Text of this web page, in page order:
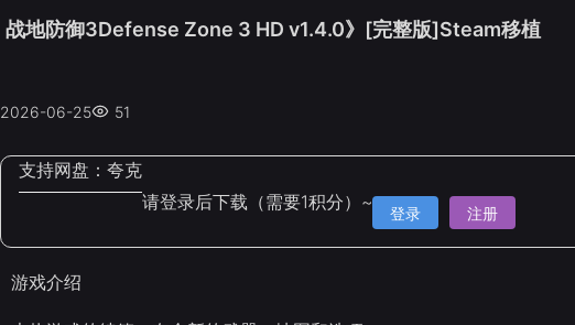
战地防御3Defense Zone 3 HD v1.4.0》[完整版]Steam移植
2026-06-25 51
支持网盘： 夸克
请登录后下载（需要1积分）~
登录 注册
游戏介绍